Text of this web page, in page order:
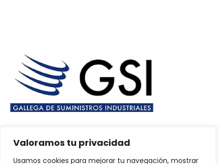
Valoramos tu privacidad
Usamos cookies para mejorar tu navegación, mostrar